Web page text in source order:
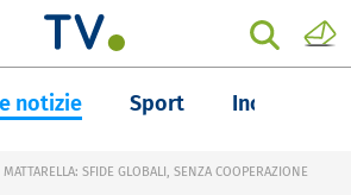
notizie Sport Inchieste
MATTARELLA: SFIDE GLOBALI, SENZA COOPERAZIONE